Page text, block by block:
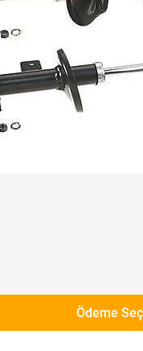
Ödeme